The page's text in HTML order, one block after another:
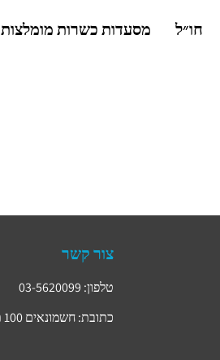
חו״ל מסעדות כשרות מומלצות
צור קשר
טלפון: 03-5620099
כתובת: חשמונאים 100 תל אביב